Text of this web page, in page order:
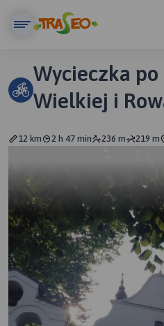
Wycieczka po
Wielkiej i
12 km 2 h 47 min 236 m 219 m